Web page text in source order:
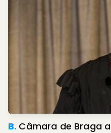
B. Câmara de Braga